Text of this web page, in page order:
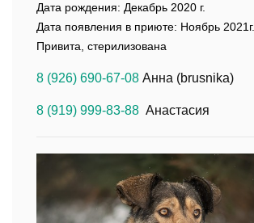
Дата рождения: Декабрь 2020 г.
Дата появления в приюте: Ноябрь 2021г.
Привита, стерилизована
8 (926) 690-67-08 Анна (brusnika)
8 (919) 999-83-88 Анастасия